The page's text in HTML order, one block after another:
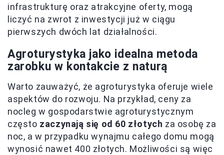
infrastrukturę oraz atrakcyjne oferty, mogą
liczyć na zwrot z inwestycji już w ciągu
pierwszych dwóch lat działalności.
Agroturystyka jako idealna metoda
zarobku w kontakcie z naturą
Warto zauważyć, że agroturystyka oferuje wiele
aspektów do rozwoju. Na przykład, ceny za
nocleg w gospodarstwie agroturystycznym
często zaczynają się od 60 złotych za osobę za
noc, a w przypadku wynajmu całego domu mogą
wynosić nawet 400 złotych. Możliwości są więc